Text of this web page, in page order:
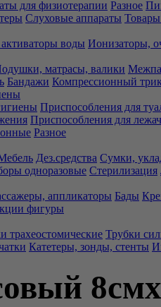
для физиотерапии Разное
Слуховые аппараты Товары
воды Ионизаторы,
матрасы, валики
Бандажи Компрессионный
Приспособления для
Приспособления для
Разное
Дез.средства Сумки,
одноразовые Стерилизация
аппликаторы Бады
фигуры
трахеостомические Трубки
Катетеры, зонды, стенты